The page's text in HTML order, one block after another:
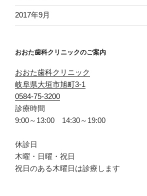
2017年9月
おおた歯科クリニックのご案内
おおた歯科クリニック
岐阜県大垣市旭町3-1
0584-75-3200
診療時間
9:00～13:00 14:30～19:00
休診日
木曜・日曜・祝日
祝日のある木曜日は診療します